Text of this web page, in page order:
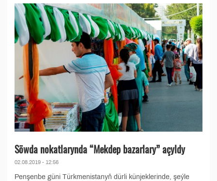
Söwda nokatlarynda “Mekdep bazarlary” açyldy
02.08.2019 - 12:56
Penşenbe güni Türkmenistanyň dürli künjeklerinde, şeýle